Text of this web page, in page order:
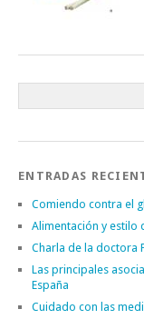
ENTRADAS
Comiendo contra el
Alimentación y estilo
Charla de la doctora
Las principales
España
Cuidado con las